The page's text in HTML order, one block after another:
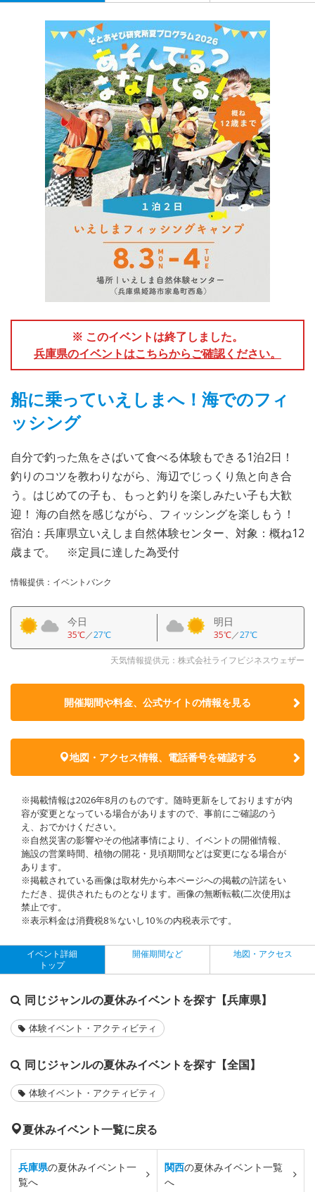
※ このイベントは終了しました。
兵庫県のイベントはこちらからご確認ください。
船に乗っていえしまへ！海でのフィ
ッシング
自分で釣った魚をさばいて食べる体験もできる1泊2日！
釣りのコツを教わりながら、海辺でじっくり魚と向き合
う。はじめての子も、もっと釣りを楽しみたい子も大歓
迎！ 海の自然を感じながら、フィッシングを楽しもう！
宿泊：兵庫県立いえしま自然体験センター、対象：概ね12
歳まで。 ※定員に達した為受付
情報提供：イベントバンク
今日
35℃／27℃
明日
35℃／27℃
天気情報提供元：株式会社ライフビジネスウェザー
開催期間や料金、公式サイトの情報を見る
地図・アクセス情報、電話番号を確認する
※掲載情報は2026年8月のものです。随時更新をしておりますが内
容が変更となっている場合がありますので、事前にご確認のう
え、おでかけください。
※自然災害の影響やその他諸事情により、イベントの開催情報、
施設の営業時間、植物の開花・見頃期間などは変更になる場合が
あります。
※掲載されている画像は取材先から本ページへの掲載の許諾をい
ただき、提供されたものとなります。画像の無断転載(二次使用)は
禁止です。
※表示料金は消費税8％ないし10％の内税表示です。
イベント詳細
トップ
開催期間など 地図・アクセス
同じジャンルの夏休みイベントを探す【兵庫県】
体験イベント・アクティビティ
同じジャンルの夏休みイベントを探す【全国】
体験イベント・アクティビティ
夏休みイベント一覧に戻る
兵庫県の夏休みイベント一
覧へ
関西の夏休みイベント一覧
へ